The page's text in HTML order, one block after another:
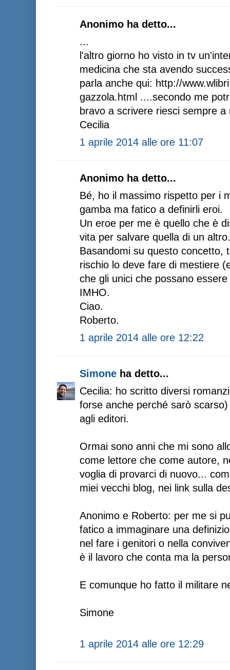
Anonimo ha detto...
...
l'altro giorno ho visto in tv
medicina che sta avendo
parla anche qui: http://
gazzola.html ....secondo me
bravo a scrivere riesci sempre
Cecilia
1 aprile 2014 alle ore 11:07
Anonimo ha detto...
Bé, ho il massimo rispetto per i
gamba ma fatico a definirli eroi.
Un eroe per me è quello che è
vita per salvare quella di un altro.
Basandomi su questo concetto,
rischio lo deve fare di mestiere
che gli unici che possano
IMHO.
Ciao.
Roberto.
1 aprile 2014 alle ore 12:22
Simone ha detto...
Cecilia: ho scritto diversi
forse anche perché sarò
agli editori.
Ormai sono anni che mi sono
come lettore che come autore,
voglia di provarci di nuovo...
miei vecchi blog, nei link sulla
Anonimo e Roberto: per me si
fatico a immaginare una
nel fare i genitori o nella
è il lavoro che conta ma la
E comunque ho fatto il militare
Simone
1 aprile 2014 alle ore 12:29